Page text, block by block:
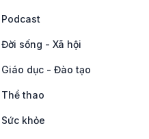
Podcast
Đời sống - Xã hội
Giáo dục - Đào tạo
Thể thao
Sức khỏe